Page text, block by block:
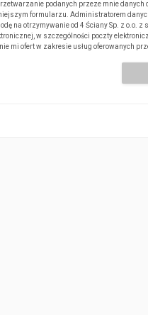
podanych przeze mnie danych
formularzu. Administratorem
na otrzymywanie od 4 Ściany Sp. z o.o.
w szczególności poczty
mi ofert w zakresie usług oferowanych